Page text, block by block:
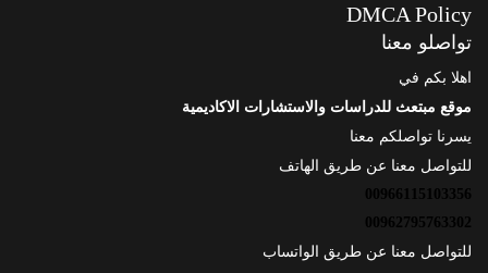
DMCA Policy
تواصلو معنا
اهلا بكم في
موقع مبتعث للدراسات والاستشارات الاكاديمية
يسرنا تواصلكم معنا
للتواصل معنا عن طريق الهاتف
00966115103356
00962795763302
للتواصل معنا عن طريق الواتساب